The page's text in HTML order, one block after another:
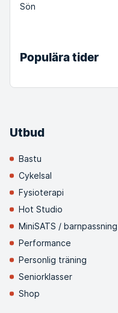
Sön
Populära tider
Utbud
Bastu
Cykelsal
Fysioterapi
Hot Studio
MiniSATS / barnpassning
Performance
Personlig träning
Seniorklasser
Shop